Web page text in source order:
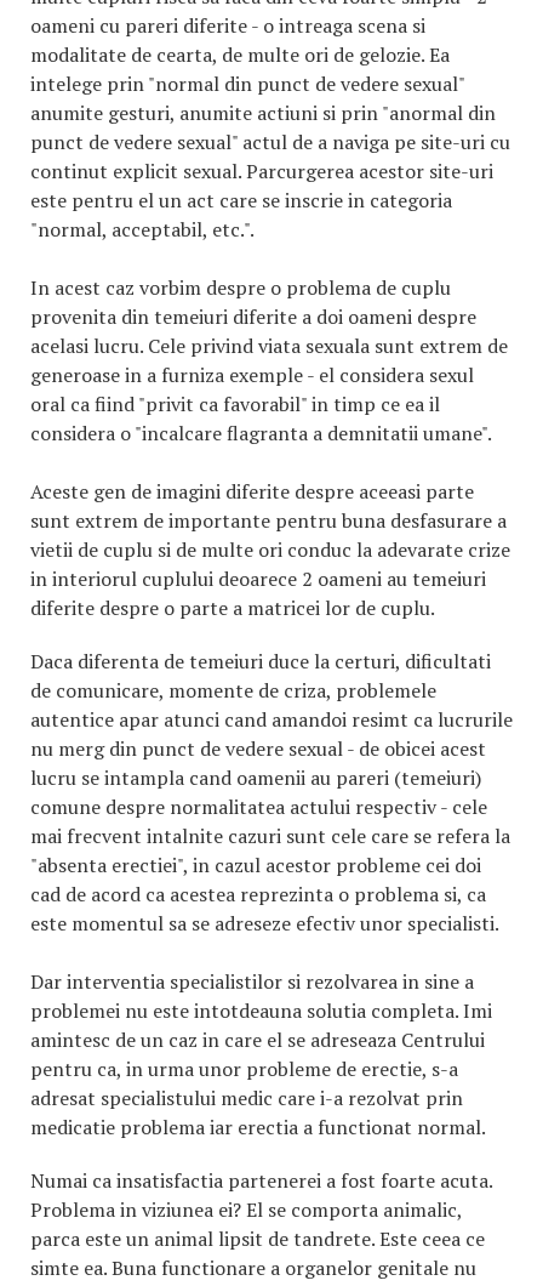
oameni cu pareri diferite - o intreaga scena si
modalitate de cearta, de multe ori de gelozie. Ea
intelege prin "normal din punct de vedere sexual"
anumite gesturi, anumite actiuni si prin "anormal din
punct de vedere sexual" actul de a naviga pe site-uri cu
continut explicit sexual. Parcurgerea acestor site-uri
este pentru el un act care se inscrie in categoria
"normal, acceptabil, etc.".
In acest caz vorbim despre o problema de cuplu
provenita din temeiuri diferite a doi oameni despre
acelasi lucru. Cele privind viata sexuala sunt extrem de
generoase in a furniza exemple - el considera sexul
oral ca fiind "privit ca favorabil" in timp ce ea il
considera o "incalcare flagranta a demnitatii umane".
Aceste gen de imagini diferite despre aceeasi parte
sunt extrem de importante pentru buna desfasurare a
vietii de cuplu si de multe ori conduc la adevarate crize
in interiorul cuplului deoarece 2 oameni au temeiuri
diferite despre o parte a matricei lor de cuplu.
Daca diferenta de temeiuri duce la certuri, dificultati
de comunicare, momente de criza, problemele
autentice apar atunci cand amandoi resimt ca lucrurile
nu merg din punct de vedere sexual - de obicei acest
lucru se intampla cand oamenii au pareri (temeiuri)
comune despre normalitatea actului respectiv - cele
mai frecvent intalnite cazuri sunt cele care se refera la
"absenta erectiei", in cazul acestor probleme cei doi
cad de acord ca acestea reprezinta o problema si, ca
este momentul sa se adreseze efectiv unor specialisti.
Dar interventia specialistilor si rezolvarea in sine a
problemei nu este intotdeauna solutia completa. Imi
amintesc de un caz in care el se adreseaza Centrului
pentru ca, in urma unor probleme de erectie, s-a
adresat specialistului medic care i-a rezolvat prin
medicatie problema iar erectia a functionat normal.
Numai ca insatisfactia partenerei a fost foarte acuta.
Problema in viziunea ei? El se comporta animalic,
parca este un animal lipsit de tandrete. Este ceea ce
simte ea. Buna functionare a organelor genitale nu